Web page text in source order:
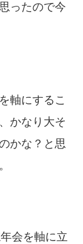
ったので今
軸にするこ
かなり大そ
かな？と思
会を軸に立